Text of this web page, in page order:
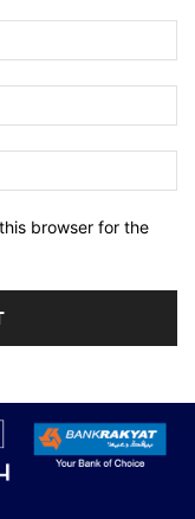
browser for the